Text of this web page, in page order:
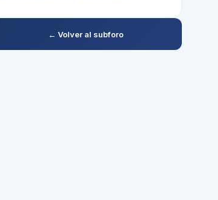
← Volver al subforo